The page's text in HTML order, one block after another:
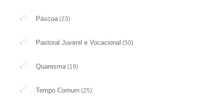
Páscoa(23)
Pastoral Juvenil e Vocacional (50)
Quaresma(19)
Tempo Comum (25)